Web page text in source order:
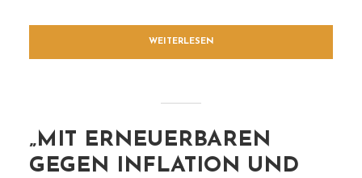
WEITERLESEN
„MIT ERNEUERBAREN
GEGEN INFLATION UND